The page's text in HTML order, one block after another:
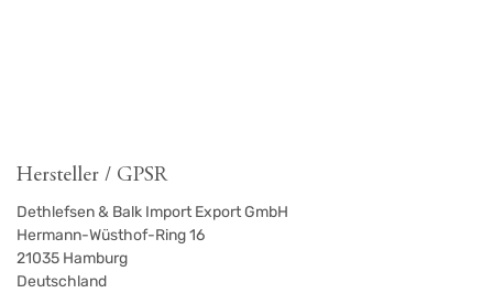
Hersteller / GPSR
Dethlefsen & Balk Import Export GmbH
Hermann-Wüsthof-Ring 16
21035 Hamburg
Deutschland